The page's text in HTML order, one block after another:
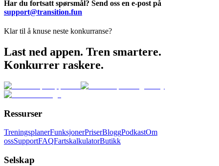
Har du fortsatt spørsmål? Send oss en e-post på
support@transition.fun
Klar til å knuse neste konkurranse?
Last ned appen. Tren smartere.
Konkurrer raskere.
Ressurser
TreningsplanerFunksjonerPriserBloggPodkastOm
ossSupportFAQFartskalkulatorButikk
Selskap